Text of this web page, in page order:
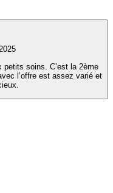
petits soins. C’est la 2ème
l’offre est assez varié et